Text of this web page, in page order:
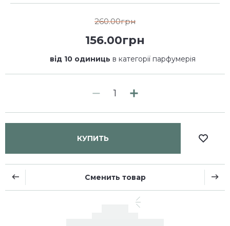
260.00грн
156.00грн
від 10 одиниць в категорії парфумерія
КУПИТЬ
Сменить товар